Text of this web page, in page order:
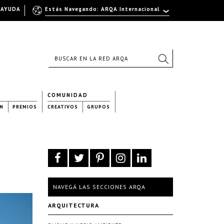
PREMIOS
COMUNIDAD
CREATIVOS GRUPOS
NAVEGÁ LAS SECCIONES ARQA
ARQUITECTURA
Estás Navegando: ARQA Internacional
AYUDA